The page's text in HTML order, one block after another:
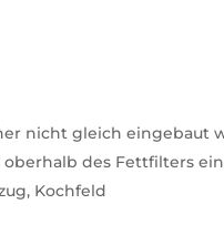
nicht gleich eingebaut
des Fettfilters
Kochfeld